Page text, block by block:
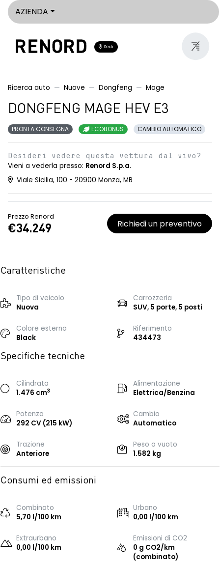
AZIENDA
Sedi
Ricerca auto Nuove Dongfeng Mage
DONGFENG MAGE HEV E3
PRONTA CONSEGNA ECOBONUS CAMBIO AUTOMATICO
Desideri vedere questa vettura dal vivo?
Vieni a vederla presso: Renord S.p.a.
Viale Sicilia, 100 - 20900 Monza, MB
Prezzo Renord
€34.249 Richiedi un preventivo
Caratteristiche
Tipo di veicolo
Nuova
Carrozzeria
SUV, 5 porte, 5 posti
Colore esterno
Black
Riferimento
434473
Specifiche tecniche
Cilindrata
1.476 cm3
Alimentazione
Elettrica/Benzina
Potenza
292 CV (215 kW)
Cambio
Automatico
Trazione
Anteriore
Peso a vuoto
1.582 kg
Consumi ed emissioni
Combinato
5,70 l/100 km
Urbano
0,00 l/100 km
Extraurbano
0,00 l/100 km
Emissioni di CO2
0 g CO2/km
(combinato)